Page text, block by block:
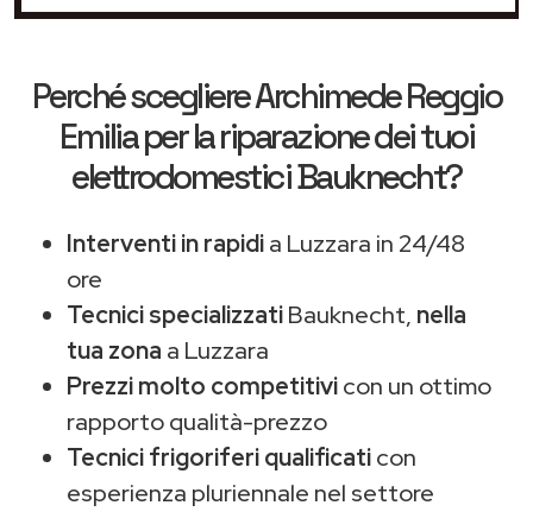
Perché scegliereArchimede Reggio
Emiliaper la riparazione dei tuoi
elettrodomestici Bauknecht?
Interventi in rapidia Luzzara in 24/48
ore
Tecnici specializzatiBauknecht, nella
tua zona a Luzzara
Prezzi molto competitivicon un ottimo
rapporto qualità-prezzo
Tecnici frigoriferi qualificaticon
esperienza pluriennale nel settore